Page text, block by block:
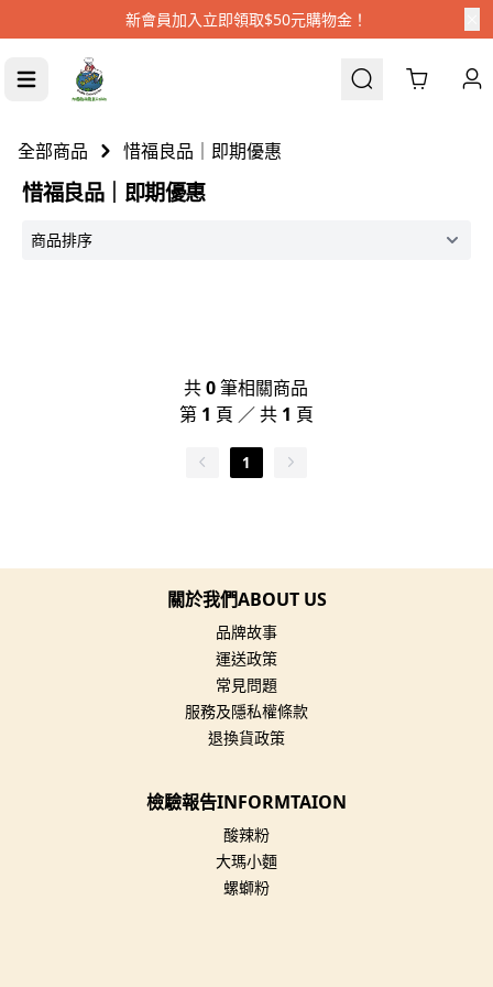
新會員加入立即領取$50元購物金！
Cart
全部商品 惜福良品｜即期優惠
惜福良品｜即期優惠
共0筆相關商品
第 1 頁 ／ 共 1 頁
1
關於我們ABOUT US
品牌故事
運送政策
常見問題
服務及隱私權條款
退換貨政策
檢驗報告INFORMTAION
酸辣粉
大瑪小麵
螺螄粉